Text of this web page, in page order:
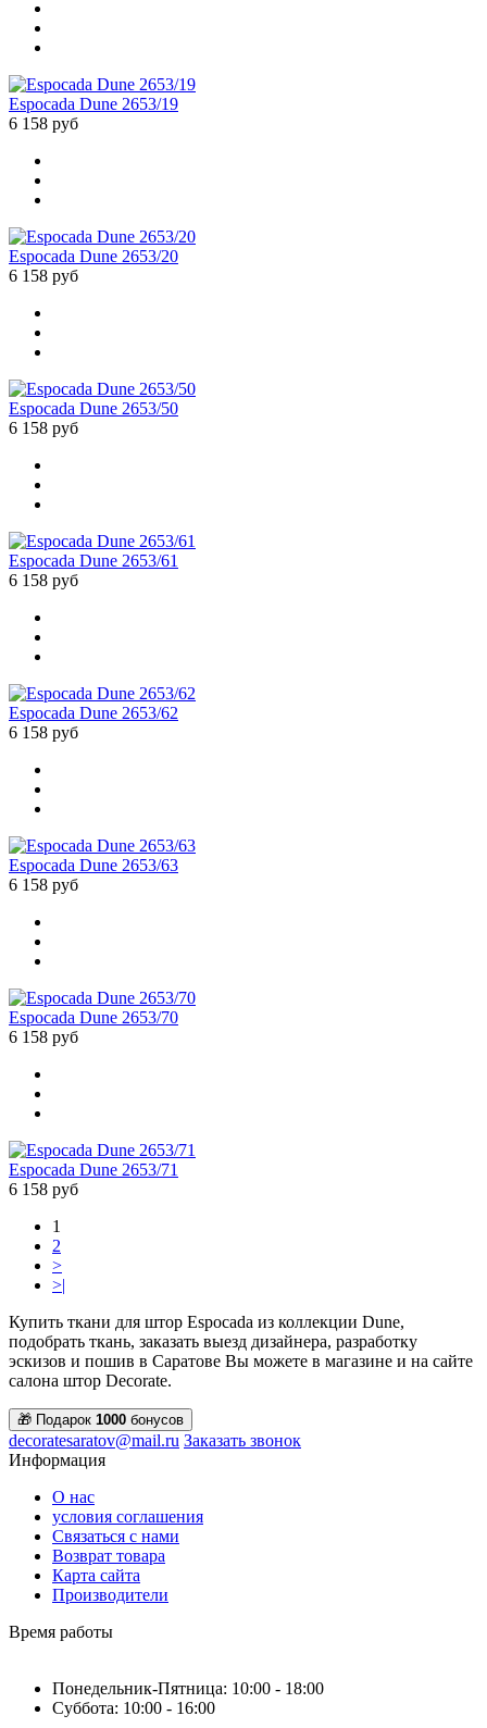
Espocada Dune 2653/19
6 158 руб
Espocada Dune 2653/20
6 158 руб
Espocada Dune 2653/50
6 158 руб
Espocada Dune 2653/61
6 158 руб
Espocada Dune 2653/62
6 158 руб
Espocada Dune 2653/63
6 158 руб
Espocada Dune 2653/70
6 158 руб
Espocada Dune 2653/71
6 158 руб
1
2
>
>|
Купить ткани для штор Espocada из коллекции Dune,
подобрать ткань, заказать выезд дизайнера, разработку
эскизов и пошив в Саратове Вы можете в магазине и на сайте
салона штор Decorate.
🎁 Подарок 1000 бонусов
decoratesaratov@mail.ru Заказать звонок
Информация
О нас
условия соглашения
Связаться с нами
Возврат товара
Карта сайта
Производители
Время работы
Понедельник-Пятница: 10:00 - 18:00
Суббота: 10:00 - 16:00